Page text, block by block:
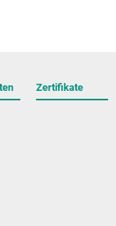
Zertifikate